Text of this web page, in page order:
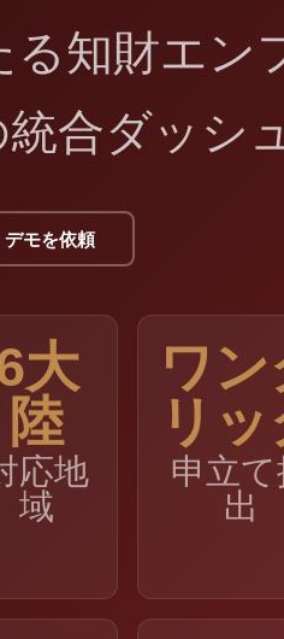
る知財エン
合ダッシ
デモを依頼
大
陸
応地
域
ワン
リ
申立
出